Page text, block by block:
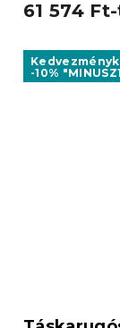
61 574
-10%